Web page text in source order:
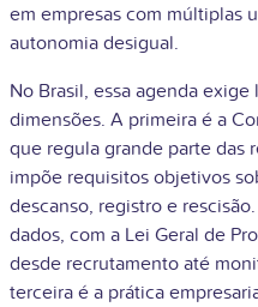
em empresas com múltiplas
autonomia desigual.
No Brasil, essa agenda
dimensões. A primeira é a
que regula grande parte das
impõe requisitos objetivos
descanso, registro e
dados, com a Lei Geral de
desde recrutamento até
terceira é a prática